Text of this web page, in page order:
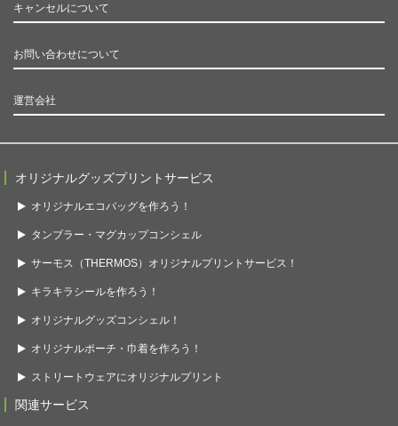
キャンセルについて
お問い合わせについて
運営会社
オリジナルグッズプリントサービス
オリジナルエコバッグを作ろう！
タンブラー・マグカップコンシェル
サーモス（THERMOS）オリジナルプリントサービス！
キラキラシールを作ろう！
オリジナルグッズコンシェル！
オリジナルポーチ・巾着を作ろう！
ストリートウェアにオリジナルプリント
関連サービス